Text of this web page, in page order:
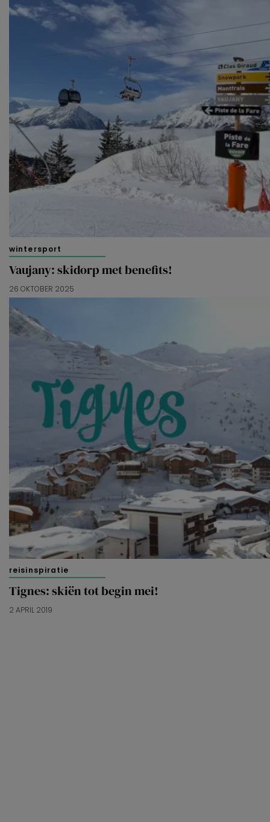
tonen en/of de inhoud van de advertenties op je
voorkeuren af te stemmen. Je kunt je voorkeuren
beheren via ‘Zelf instellen’. Klik je op ‘Accepteren en
doorgaan’ dan ga je akkoord met het gebruik van alle
cookies zoals omschreven in onze
Cookieverklaring.
Merci!
wintersport
Vaujany: skidorp met benefits!
26 OKTOBER 2025
reisinspiratie
Tignes: skiën tot begin mei!
2 APRIL 2019